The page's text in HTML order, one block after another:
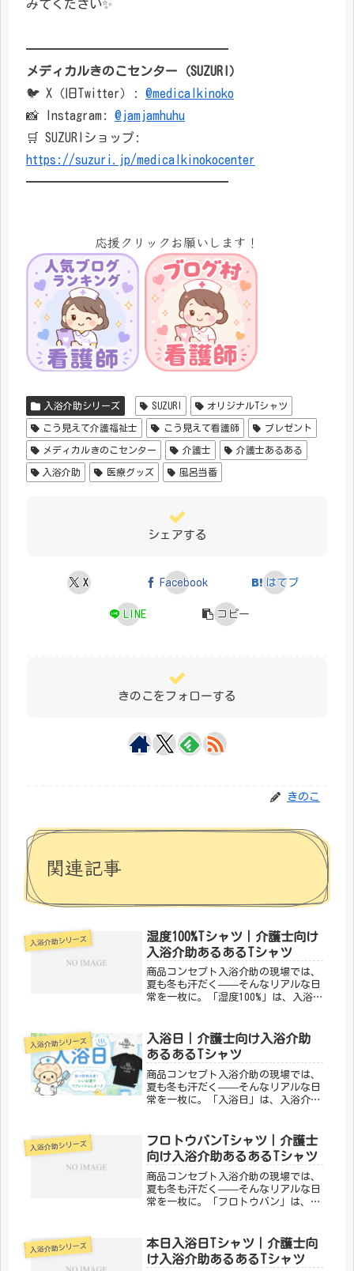
みてください✨
━━━━━━━━━━━━━━━━
メディカルきのこセンター（SUZURI）
🐦 X（旧Twitter）: @medicalkinoko
📸 Instagram: @jamjamhuhu
🛒 SUZURIショップ:
https://suzuri.jp/medicalkinokocenter
━━━━━━━━━━━━━━━━
応援クリックお願いします！
入浴介助シリーズ SUZURI オリジナルTシャツ
こう見えて介護福祉士 こう見えて看護師 プレゼント
メディカルきのこセンター 介護士 介護士あるある
入浴介助 医療グッズ 風呂当番
シェアする
X Facebook はてブ
LINE コピー
きのこをフォローする
きのこ
関連記事
入浴介助シリーズ
湿度100%Tシャツ｜介護士向け
入浴介助あるあるTシャツ
商品コンセプト入浴介助の現場では、
夏も冬も汗だく——そんなリアルな日
常を一枚に。「湿度100%」は、入浴
対わかってくれる。「メディカルきの
こセンター」が手がけるこのデザイ
ン...
入浴介助シリーズ
入浴日｜介護士向け入浴介助
あるあるTシャツ
商品コンセプト入浴介助の現場では、
夏も冬も汗だく——そんなリアルな日
常を一枚に。「入浴日」は、入浴介助
わかってくれる。「メディカルきのこ
センター」が手がけるこのデザイン
は、医...
入浴介助シリーズ
フロトウバンTシャツ｜介護士
向け入浴介助あるあるTシャツ
商品コンセプト入浴介助の現場では、
夏も冬も汗だく——そんなリアルな日
常を一枚に。「フロトウバン」は、入
絶対わかってくれる。「メディカルき
のこセンター」が手がけるこのデザイ
ン...
入浴介助シリーズ
本日入浴日Tシャツ｜介護士向
け入浴介助あるあるTシャツ